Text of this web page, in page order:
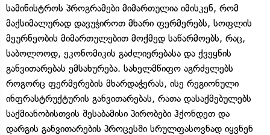
სამინისტროს პროგრამები მიმართულია იმისკენ, რომ
მაქსიმალურად დავუჭიროთ მხარი ფერმერებს, სოფლის
მეურნეობის მიმართულებით მოქმედ საწარმოებს, რაც,
საბოლოოდ, ეკონომიკის გაძლიერებასა და ქვეყნის
განვითარებას ემსახურება. სახელმწიფო აგრძელებს
როგორც ფერმერების მხარდაჭერას, ისე რეგიონული
ინფრასტრუქტურის განვითარებას, რათა დასაქმებულებს
საქმიანობისთვის შესაბამისი პირობები ჰქონდეთ და
დარგის განვითარების პროცესში სრულფასოვნად იყვნენ